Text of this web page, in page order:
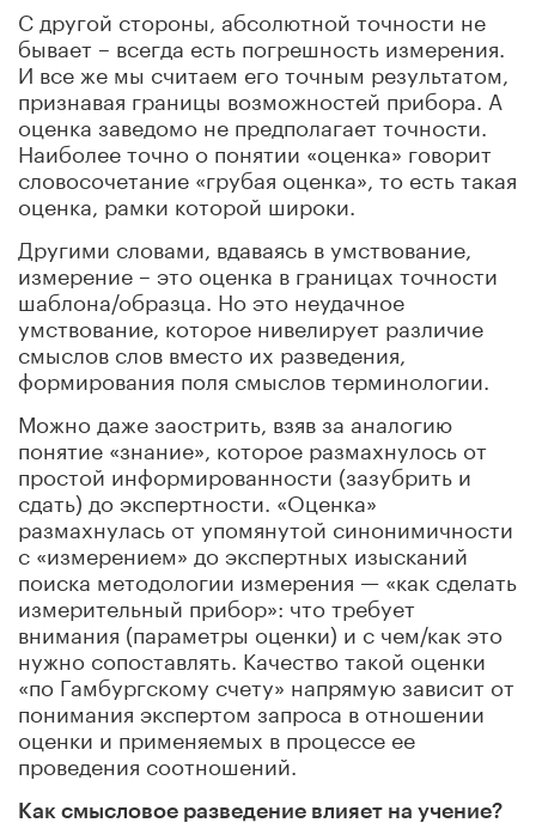
С другой стороны, абсолютной точности не
бывает – всегда есть погрешность измерения.
И все же мы считаем его точным результатом,
признавая границы возможностей прибора. А
оценка заведомо не предполагает точности.
Наиболее точно о понятии «оценка» говорит
словосочетание «грубая оценка», то есть такая
оценка, рамки которой широки.
Другими словами, вдаваясь в умствование,
измерение – это оценка в границах точности
шаблона/образца. Но это неудачное
умствование, которое нивелирует различие
смыслов слов вместо их разведения,
формирования поля смыслов терминологии.
Можно даже заострить, взяв за аналогию
понятие «знание», которое размахнулось от
простой информированности (зазубрить и
сдать) до экспертности. «Оценка»
размахнулась от упомянутой синонимичности
с «измерением» до экспертных изысканий
поиска методологии измерения — «как сделать
измерительный прибор»: что требует
внимания (параметры оценки) и с чем/как это
нужно сопоставлять. Качество такой оценки
«по Гамбургскому счету» напрямую зависит от
понимания экспертом запроса в отношении
оценки и применяемых в процессе ее
проведения соотношений.
Как смысловое разведение влияет на учение?